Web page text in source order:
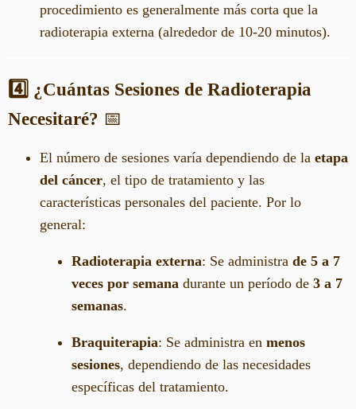
procedimiento es generalmente más corta que la
radioterapia externa (alrededor de 10-20 minutos).
4️⃣ ¿Cuántas Sesiones de Radioterapia
Necesitaré? 📅
El número de sesiones varía dependiendo de la etapa
del cáncer, el tipo de tratamiento y las
características personales del paciente. Por lo
general:
Radioterapia externa: Se administra de 5 a 7
veces por semana durante un período de 3 a 7
semanas.
Braquiterapia: Se administra en menos
sesiones, dependiendo de las necesidades
específicas del tratamiento.